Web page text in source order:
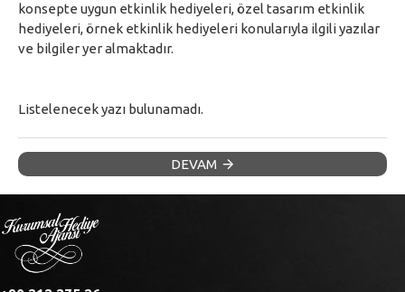
konsepte uygun etkinlik hediyeleri, özel tasarım etkinlik
hediyeleri, örnek etkinlik hediyeleri konularıyla ilgili yazılar
ve bilgiler yer almaktadır.
Listelenecek yazı bulunamadı.
DEVAM